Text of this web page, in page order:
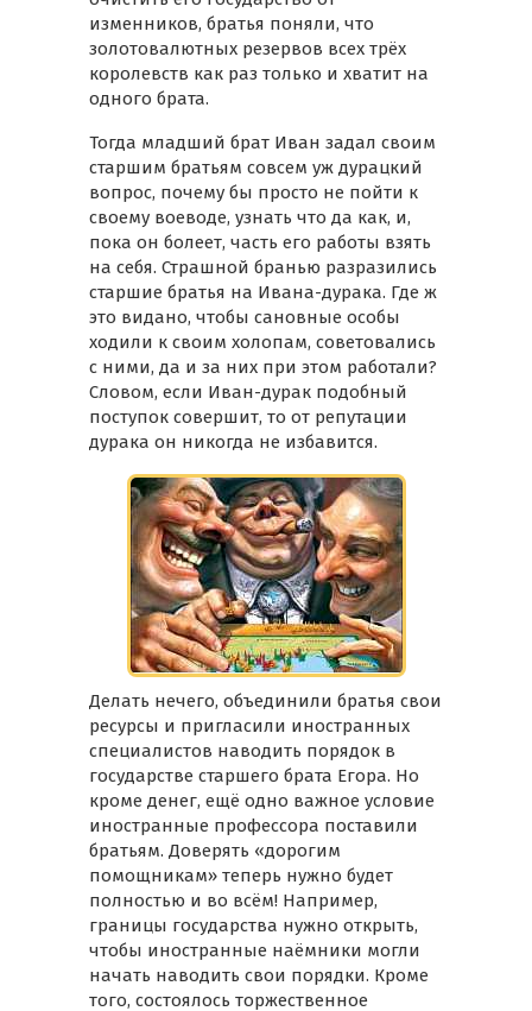
изменников, братья поняли, что
золотовалютных резервов всех трёх
королевств как раз только и хватит на
одного брата.
Тогда младший брат Иван задал своим
старшим братьям совсем уж дурацкий
вопрос, почему бы просто не пойти к
своему воеводе, узнать что да как, и,
пока он болеет, часть его работы взять
на себя. Страшной бранью разразились
старшие братья на Ивана-дурака. Где ж
это видано, чтобы сановные особы
ходили к своим холопам, советовались
с ними, да и за них при этом работали?
Словом, если Иван-дурак подобный
поступок совершит, то от репутации
дурака он никогда не избавится.
Делать нечего, объединили братья свои
ресурсы и пригласили иностранных
специалистов наводить порядок в
государстве старшего брата Егора. Но
кроме денег, ещё одно важное условие
иностранные профессора поставили
братьям. Доверять «дорогим
помощникам» теперь нужно будет
полностью и во всём! Например,
границы государства нужно открыть,
чтобы иностранные наёмники могли
начать наводить свои порядки. Кроме
того, состоялось торжественное